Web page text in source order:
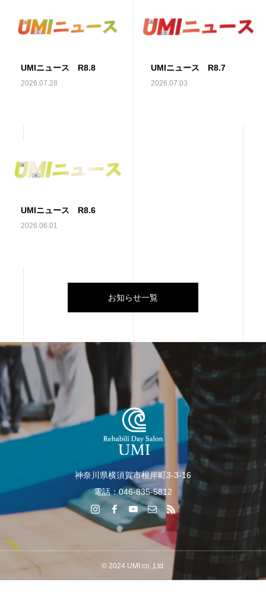
UMIニュース R8.8
2026.07.28
UMIニュース R8.7
2026.07.03
UMIニュース R8.6
2026.06.01
お知らせ一覧
神奈川県横須賀市根岸町3-3-16
電話：046-835-5812
© 2024 UMI co.,Ltd.